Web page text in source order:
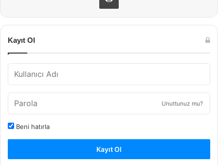
Kayıt Ol
Unuttunuz mu?
Beni hatırla
Kayıt Ol